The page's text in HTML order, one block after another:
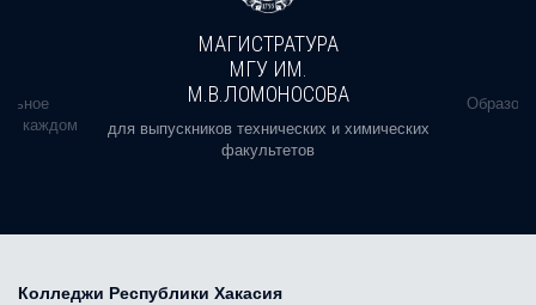
в каждом
МАГИСТРАТУРА
МГУ ИМ.
М.В.ЛОМОНОСОВА
для выпускников технических и химических
факультетов
Колледжи Республики Хакасия